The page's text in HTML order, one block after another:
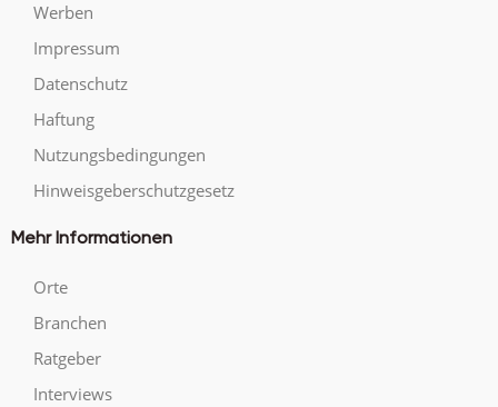
Werben
Impressum
Datenschutz
Haftung
Nutzungsbedingungen
Hinweisgeberschutzgesetz
Mehr Informationen
Orte
Branchen
Ratgeber
Interviews